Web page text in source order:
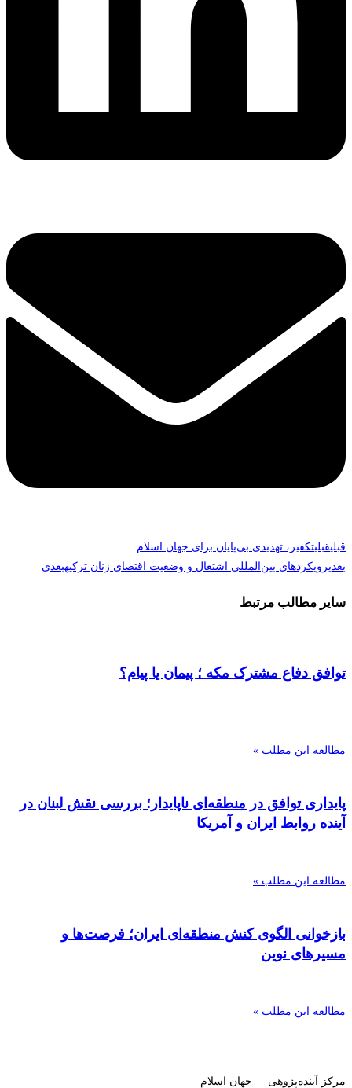
قبلیقبلیتکفیر، تهدیدی بی‌پایان برای جهان اسلام
بعدیرویکردهای بین‌المللی اشتغال و وضعیت اقتصای زنان ترکیهبعدی
سایر مطالب مرتبط
توافق دفاع مشترک مکه ؛ پیمان یا پیام؟
مطالعه این مطلب »
پایداری توافق در منطقه‌ای ناپایدار؛ بررسی نقش لبنان در
آینده روابط ایران و آمریکا
مطالعه این مطلب »
بازخوانی الگوی کنش منطقه‌ای ایران؛ فرصت‌ها و
مسیرهای نوین
مطالعه این مطلب »
مرکز آینده‌پژوهی جهان اسلام